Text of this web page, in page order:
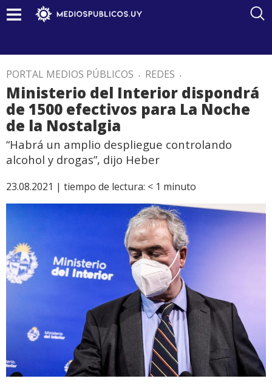
PORTAL MEDIOS PÚBLICOS . REDES .
Ministerio del Interior dispondrá
de 1500 efectivos para La Noche
de la Nostalgia
“Habrá un amplio despliegue controlando
alcohol y drogas”, dijo Heber
23.08.2021 | tiempo de lectura: < 1 minuto